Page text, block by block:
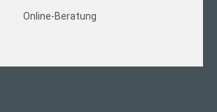
Online-Beratung